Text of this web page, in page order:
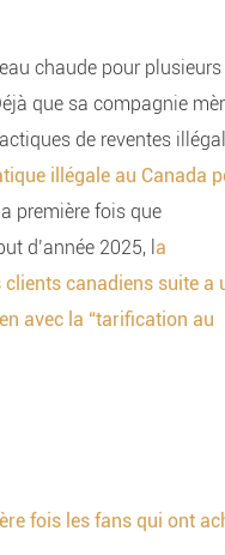
chaude pour plusieurs
que sa compagnie
de reventes
illégale au Canada
première fois que
d’année 2025, l a
canadiens suite a
avec la “tarification au
fois les fans qui ont